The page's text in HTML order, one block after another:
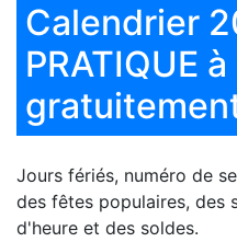
Calendrier
PRATIQUE
Jours fériés, numéro de
des fêtes populaires, des
d'heure et des soldes.